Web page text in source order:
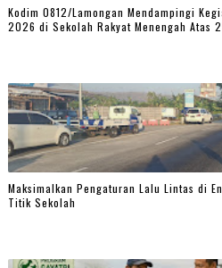
Kodim 0812/Lamongan Mendampingi
2026 di Sekolah Rakyat Menengah Atas
Maksimalkan Pengaturan Lalu Lintas di
Titik Sekolah